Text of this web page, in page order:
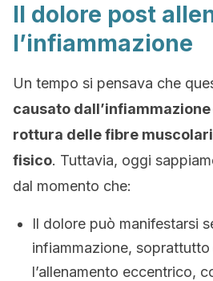
Il dolore post
l’infiammazione
Un tempo si pensava che
causato
rottura delle fibre
fisico. Tuttavia, oggi
dal momento che:
Il dolore può manifestarsi
infiammazione,
l’allenamento eccentrico,